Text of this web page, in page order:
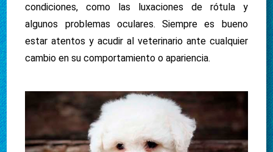
condiciones, como las luxaciones de rótula y
algunos problemas oculares. Siempre es bueno
estar atentos y acudir al veterinario ante cualquier
cambio en su comportamiento o apariencia.